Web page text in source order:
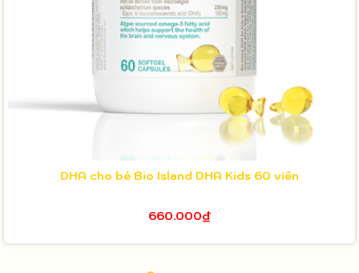
DHA cho bé Bio Island DHA Kids 60 viên
660.000₫